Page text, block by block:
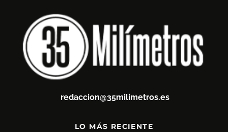
redaccion@35milimetros.es
LO MÁS RECIENTE